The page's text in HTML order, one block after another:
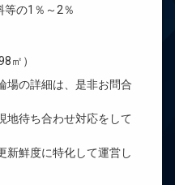
の1％～2％
㎡）
場の詳細は、是非お問合
地待ち合わせ対応をして
鮮度に特化して運営し